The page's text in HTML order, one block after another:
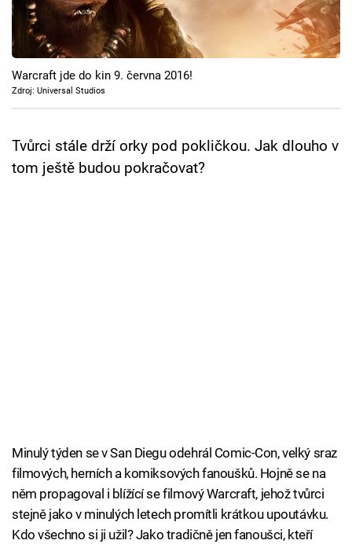
Cool Esport
Pořady
TV Program
Přihlášení
Warcraft jde do kin 9. června 2016!
Zdroj: Universal Studios
Tvůrci stále drží orky pod pokličkou. Jak dlouho v
tom ještě budou pokračovat?
Minulý týden se v San Diegu odehrál Comic-Con, velký sraz
filmových, herních a komiksových fanoušků. Hojně se na
něm propagoval i blížící se filmový Warcraft, jehož tvůrci
stejně jako v minulých letech promítli krátkou upoutávku.
Kdo všechno si ji užil? Jako tradičně jen fanoušci, kteří